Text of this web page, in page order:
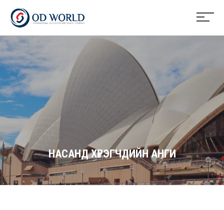
НАСАНД ХҮРЭГЧДИЙН АНГИ